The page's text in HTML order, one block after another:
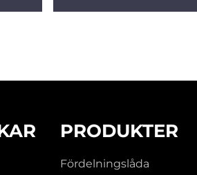
PRODUKTER
Fördelningslåda